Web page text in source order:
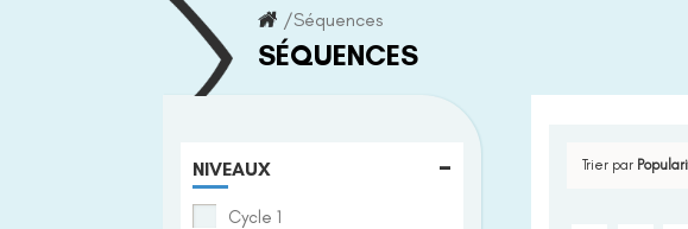
/Séquences
SÉQUENCES
Trier par
NIVEAUX -
Cycle 1